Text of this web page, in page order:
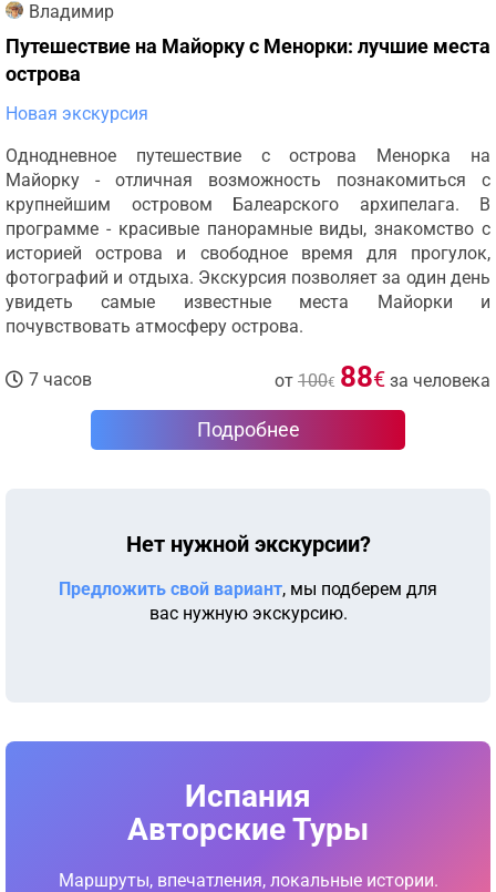
Владимир
Путешествие на Майорку с Менорки: лучшие места
острова
Новая экскурсия
Однодневное путешествие с острова Менорка на
Майорку - отличная возможность познакомиться с
крупнейшим островом Балеарского архипелага. В
программе - красивые панорамные виды, знакомство с
историей острова и свободное время для прогулок,
фотографий и отдыха. Экскурсия позволяет за один день
увидеть самые известные места Майорки и
почувствовать атмосферу острова.
7 часов от 100€ 88€ за человека
Подробнее
Нет нужной экскурсии?
Предложить свой вариант, мы подберем для
вас нужную экскурсию.
Испания
Авторские Туры
Маршруты, впечатления, локальные истории.